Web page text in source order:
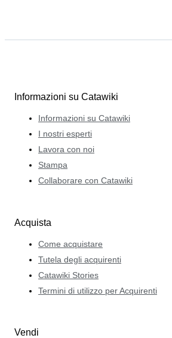
Informazioni su Catawiki
Informazioni su Catawiki
I nostri esperti
Lavora con noi
Stampa
Collaborare con Catawiki
Acquista
Come acquistare
Tutela degli acquirenti
Catawiki Stories
Termini di utilizzo per Acquirenti
Vendi